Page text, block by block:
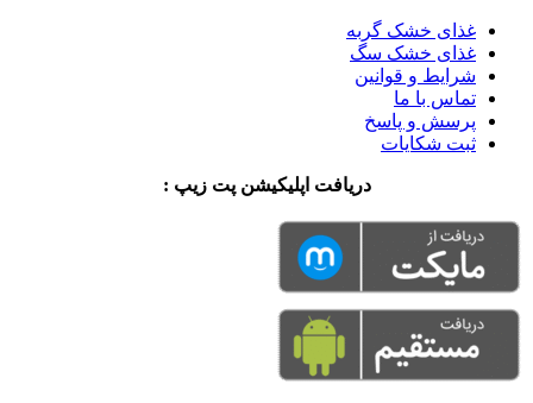
غذای خشک گربه
غذای خشک سگ
شرایط و قوانین
تماس با ما
پرسش و پاسخ
ثبت شکایات
دریافت اپلیکیشن پت زیپ :